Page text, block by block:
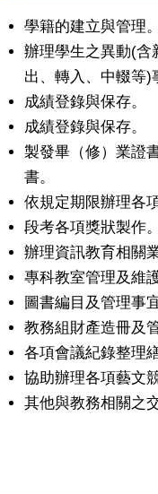
學籍的建立與管理。
辦理學生之異動(含
出、轉入、中輟等)
成績登錄與保存。
成績登錄與保存。
製發畢（修）業證
書。
依規定期限辦理各
段考各項獎狀製作。
辦理資訊教育相關業
專科教室管理及維護
圖書編目及管理事宜
教務組財產造冊及管
各項會議紀錄整理繕
協助辦理各項藝文競
其他與教務相關之